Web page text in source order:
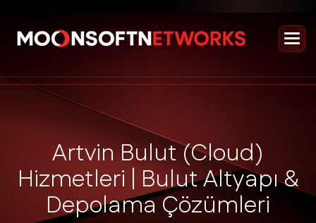
ArtvinBulut(Cloud)
Hizmetleri | BulutAltyapı&
DepolamaÇözümleri